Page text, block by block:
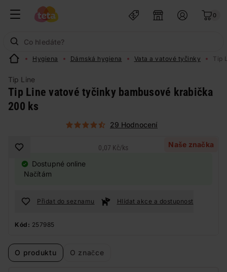
0
Hygiena Dámská hygiena Vata a vatové tyčinky Tip
Tip Line
Tip Line vatové tyčinky bambusové krabička
200 ks
29 Hodnocení
Naše značka
0,07 Kč/ks
Dostupné online
Načítám
Přidat do seznamu Hlídat akce a dostupnost
Kód: 257985
O produktu O značce